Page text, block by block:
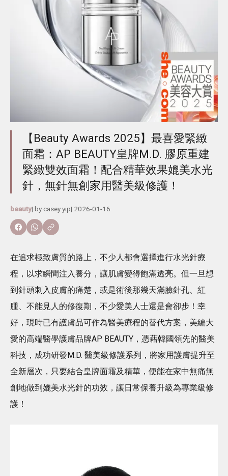
【Beauty Awards 2025】最喜愛緊緻
面霜：AP BEAUTY皇牌M.D. 膠原重建
緊緻雙效面霜！配合精華效果媲美水光
針，無針無創家用醫美級修護！
beauty| bycasey yip| 2026-01-16
在追求極致膚質的路上，不少人都會選擇進行水光針療
程，以求瞬間注入養分，讓肌膚變得飽滿透亮。但一旦想
到針頭刺入皮膚的痛楚，或是術後那幾天滿臉針孔、紅
腫、不能見人的修復期，不少愛美人士還是會卻步！幸
好，現時已有護膚品可作為醫美療程的替代方案，美編大
愛的高端醫學護膚品牌AP BEAUTY，憑藉韓國領先的醫美
科技，成功研發M.D. 醫美級修護系列，將家用護膚提升至
全新層次，只要結合皇牌面霜及精華，便能在家中無痛無
創地做到媲美水光針的功效，讓日常保養升級為專業級修
護！